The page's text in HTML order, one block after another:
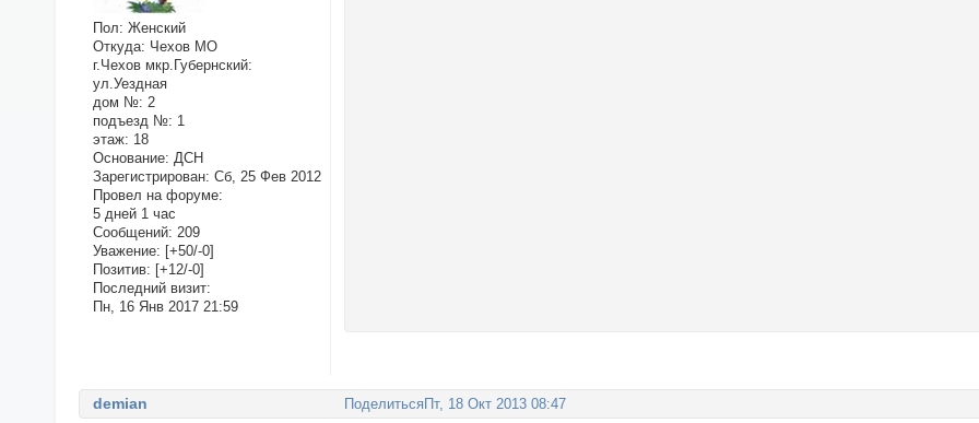
Пол: Женский
Откуда: Чехов МО
г.Чехов мкр.Губернский:
ул.Уездная
дом №: 2
подъезд №: 1
этаж: 18
Основание: ДСН
Зарегистрирован: Сб, 25 Фев 2012
Провел на форуме:
5 дней 1 час
Сообщений: 209
Уважение: [+50/-0]
Позитив: [+12/-0]
Последний визит:
Пн, 16 Янв 2017 21:59
Поделиться Пт, 18 Окт 2013 08:47
demian